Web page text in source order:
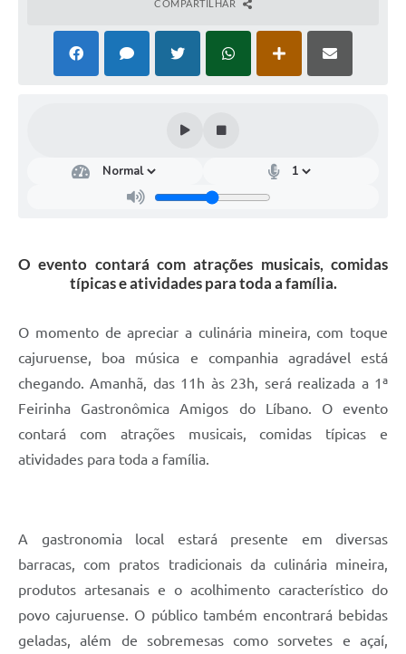
COMPARTILHAR
O evento contará com atrações musicais, comidas
típicas e atividades para toda a família.
O momento de apreciar a culinária mineira, com toque
cajuruense, boa música e companhia agradável está
chegando. Amanhã, das 11h às 23h, será realizada a 1ª
Feirinha Gastronômica Amigos do Líbano. O evento
contará com atrações musicais, comidas típicas e
atividades para toda a família.
A gastronomia local estará presente em diversas
barracas, com pratos tradicionais da culinária mineira,
produtos artesanais e o acolhimento característico do
povo cajuruense. O público também encontrará bebidas
geladas, além de sobremesas como sorvetes e açaí,